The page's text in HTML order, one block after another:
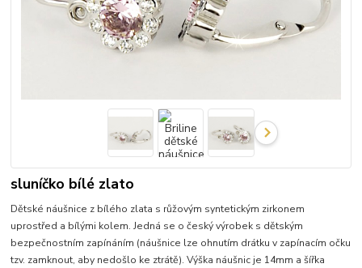
sluníčko bílé zlato
Dětské náušnice z bílého zlata s růžovým syntetickým zirkonem
uprostřed a bílými kolem. Jedná se o český výrobek s dětským
bezpečnostním zapínáním (náušnice lze ohnutím drátku v zapínacím očku
tzv. zamknout, aby nedošlo ke ztrátě). Výška náušnic je 14mm a šířka